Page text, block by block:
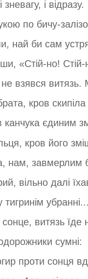
і відразу.
по бичу-
най би сам
«Стій-но!
взявся витязь.
кров скипіла
канчука єдиним
кров його
нам, завмерлим
вільно далі
витязь їде
сумні:
проти сонця